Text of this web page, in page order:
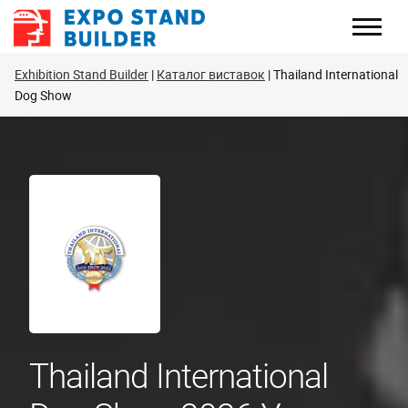
Перейти
Exhibition Stand Builder Каталог виставок Thailand International
Dog Show
Thailand International